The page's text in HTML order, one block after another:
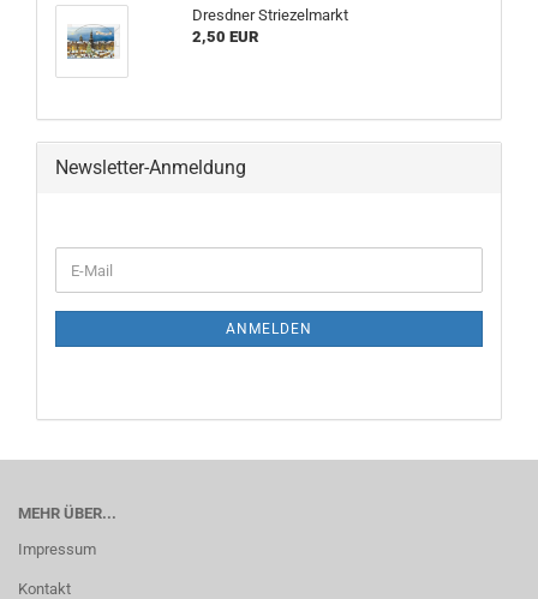
Dresdner Striezelmarkt
2,50 EUR
Newsletter-Anmeldung
ZUR
E-
Mail
ANMELDEN
MEHR ÜBER...
Impressum
Kontakt